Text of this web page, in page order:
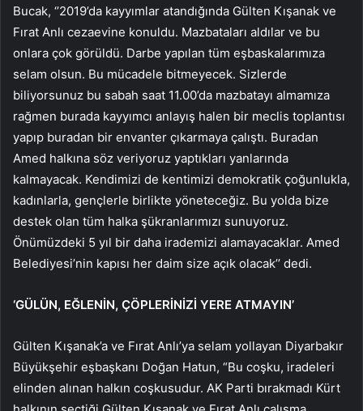
Bucak, ‘’2019’da kayyımlar atandığında Gülten Kışanak ve
Fırat Anlı cezaevine konuldu. Mazbataları aldılar ve bu
onlara çok görüldü. Darbe yapılan tüm eşbaskalarımıza
selam olsun. Bu mücadele bitmeyecek. Sizlerde
biliyorsunuz bu sabah saat 11.00’da mazbatayı almamıza
rağmen burada kayyımcı anlayış halen bir meclis toplantısı
yapıp buradan bir envanter çıkarmaya çalıştı. Buradan
Amed halkına söz veriyoruz yaptıkları yanlarında
kalmayacak. Kendimizi de kentimizi demokratik çoğunlukla,
kadınlarla, gençlerle birlikte yöneteceğiz. Bu yolda bize
destek olan tüm halka şükranlarımızı sunuyoruz.
Önümüzdeki 5 yıl bir daha irademizi alamayacaklar. Amed
Belediyesi’nin kapısı her daim size açık olacak’’ dedi.
‘GÜLÜN, EĞLENİN, ÇÖPLERİNİZİ YERE ATMAYIN’
Gülten Kışanak’a ve Fırat Anlı’ya selam yollayan Diyarbakır
Büyükşehir eşbaşkanı Doğan Hatun, “Bu coşku, iradeleri
elinden alınan halkın coşkusudur. AK Parti bırakmadı Kürt